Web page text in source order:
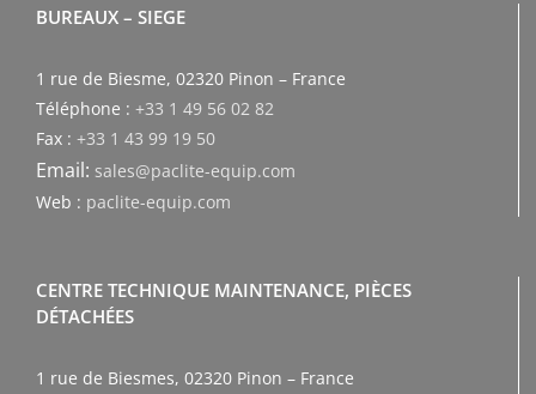
BUREAUX – SIEGE
1 rue de Biesme, 02320 Pinon – France
Téléphone : +33 1 49 56 02 82
Fax : +33 1 43 99 19 50
Email: sales@paclite-equip.com
Web : paclite-equip.com
CENTRE TECHNIQUE MAINTENANCE, PIÈCES
DÉTACHÉES
1 rue de Biesmes, 02320 Pinon – France